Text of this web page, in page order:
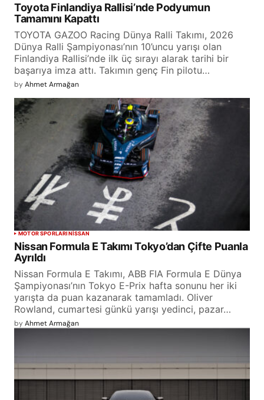
Toyota Finlandiya Rallisi’nde Podyumun
Tamamını Kapattı
TOYOTA GAZOO Racing Dünya Ralli Takımı, 2026
Dünya Ralli Şampiyonası’nın 10’uncu yarışı olan
Finlandiya Rallisi’nde ilk üç sırayı alarak tarihi bir
başarıya imza attı. Takımın genç Fin pilotu…
byAhmet Armağan
MOTOR SPORLARINISSAN
Nissan Formula E Takımı Tokyo’dan Çifte Puanla
Ayrıldı
Nissan Formula E Takımı, ABB FIA Formula E Dünya
Şampiyonası’nın Tokyo E-Prix hafta sonunu her iki
yarışta da puan kazanarak tamamladı. Oliver
Rowland, cumartesi günkü yarışı yedinci, pazar…
byAhmet Armağan